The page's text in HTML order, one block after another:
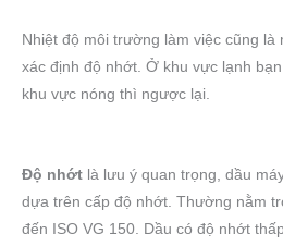
Nhiệt độ môi trường làm việc cũng là
xác định độ nhớt. Ở khu vực lạnh
khu vực nóng thì ngược lại.
Độ nhớt là lưu ý quan trọng, dầu
dựa trên cấp độ nhớt. Thường nằm
đến ISO VG 150. Dầu có độ nhớt